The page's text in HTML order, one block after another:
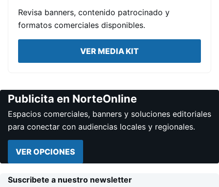
Revisa banners, contenido patrocinado y
formatos comerciales disponibles.
VER MEDIA KIT
Publicita en NorteOnline
Espacios comerciales, banners y soluciones editoriales
para conectar con audiencias locales y regionales.
VER OPCIONES
Suscribete a nuestro newsletter